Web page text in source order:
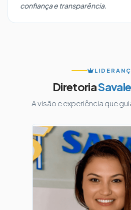
confiança e transparência.
Diretoria
A visão e experiência que